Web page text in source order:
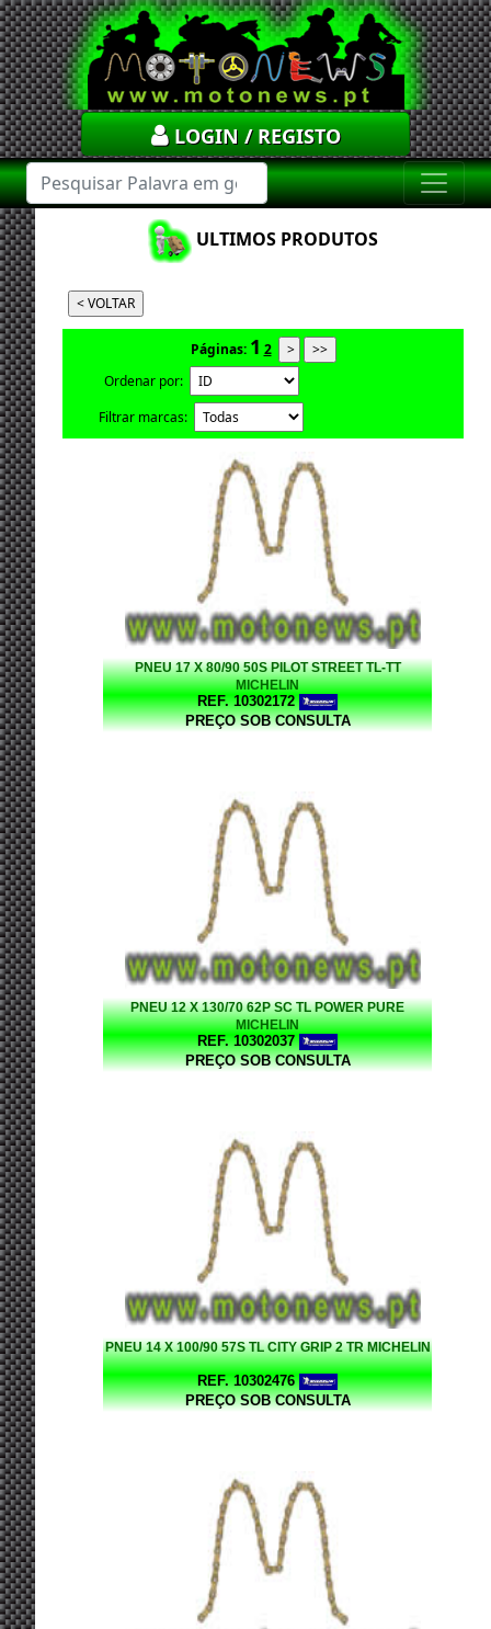
LOGIN / REGISTO
ULTIMOS PRODUTOS
Páginas: 1 2
Ordenar por:
Filtrar marcas:
PNEU 17 X 80/90 50S PILOT STREET TL-TT
MICHELIN
REF. 10302172
PREÇO SOB CONSULTA
PNEU 12 X 130/70 62P SC TL POWER PURE
MICHELIN
REF. 10302037
PREÇO SOB CONSULTA
PNEU 14 X 100/90 57S TL CITY GRIP 2 TR MICHELIN
REF. 10302476
PREÇO SOB CONSULTA